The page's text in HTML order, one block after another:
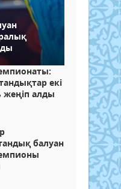
екі
жеңіп алды
балуан